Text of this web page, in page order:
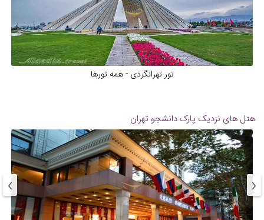
تور تهرانگردی - همه تورها
هتل های نزدیک پارک دانشجو تهران
‹
›